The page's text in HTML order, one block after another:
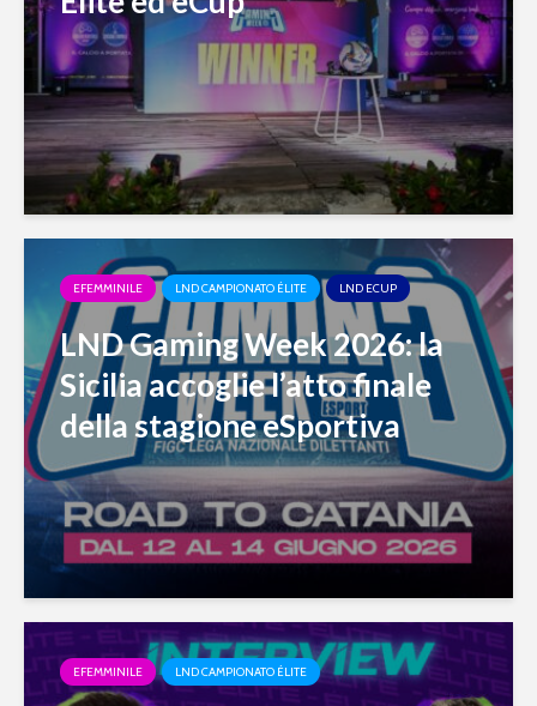
EFEMMINILE LND CAMPIONATO ÉLITE LND ECUP
LND Gaming Week 2026: la
Sicilia accoglie l’atto finale
della stagione eSportiva
EFEMMINILE LND CAMPIONATO ÉLITE